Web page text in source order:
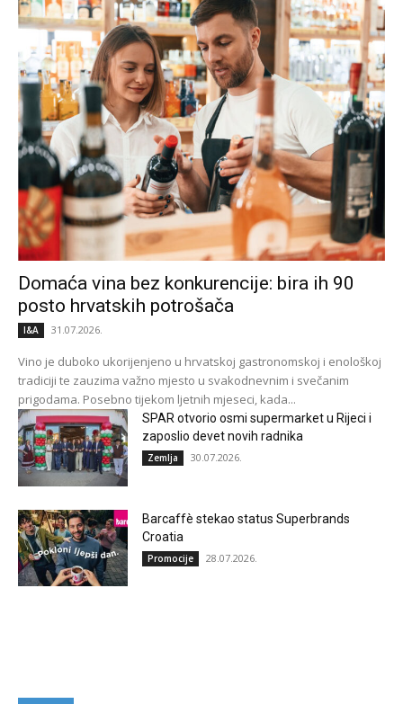
Domaća vina bez konkurencije: bira ih 90
posto hrvatskih potrošača
I&A 31.07.2026.
Vino je duboko ukorijenjeno u hrvatskoj gastronomskoj i enološkoj
tradiciji te zauzima važno mjesto u svakodnevnim i svečanim
prigodama. Posebno tijekom ljetnih mjeseci, kada...
SPAR otvorio osmi supermarket u Rijeci i
zaposlio devet novih radnika
Zemlja 30.07.2026.
Barcaffè stekao status Superbrands
Croatia
Promocije 28.07.2026.